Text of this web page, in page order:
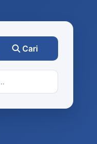
Cari